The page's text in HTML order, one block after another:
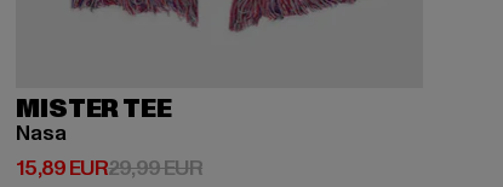
MISTER TEE
Nasa
15,89 EUR
Prix courant: 15,89 EUR
29,99 EURPrix en promotion: 29,99 EUR